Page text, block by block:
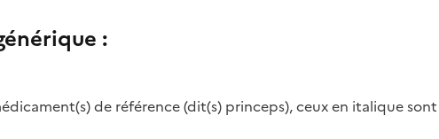
:
de référence (dit(s) princeps), ceux en italique